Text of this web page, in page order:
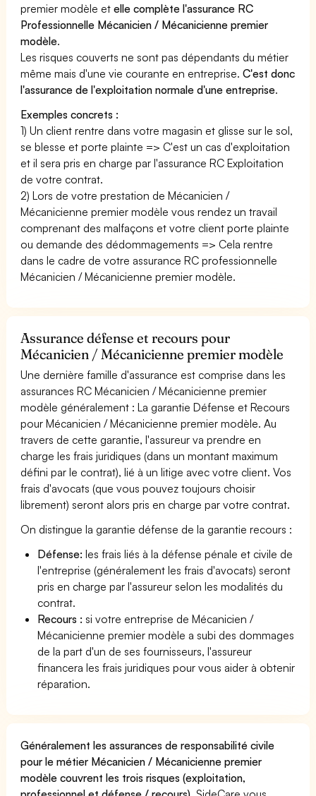
premier modèle etelle complète l'assurance RC
Professionnelle Mécanicien / Mécanicienne premier
modèle.
Les risques couverts ne sont pas dépendants du métier
même mais d'une vie courante en entreprise.C'est donc
l'assurance de l'exploitation normale d'une entreprise.
Exemples concrets :
1) Un client rentre dans votre magasin et glisse sur le sol,
se blesse et porte plainte => C'est un cas d'exploitation
et il sera pris en charge par l'assurance RC Exploitation
de votre contrat.
2) Lors de votre prestation de Mécanicien /
Mécanicienne premier modèle vous rendez un travail
comprenant des malfaçons et votre client porte plainte
ou demande des dédommagements => Cela rentre
dans le cadre de votre assurance RC professionnelle
Mécanicien / Mécanicienne premier modèle.
Assurance défense et recours pour
Mécanicien / Mécanicienne premier modèle
Une dernière famille d'assurance est comprise dans les
assurances RC Mécanicien / Mécanicienne premier
modèle généralement : La garantie Défense et Recours
pour Mécanicien / Mécanicienne premier modèle. Au
travers de cette garantie, l'assureur va prendre en
charge les frais juridiques (dans un montant maximum
défini par le contrat), lié à un litige avec votre client. Vos
frais d'avocats (que vous pouvez toujours choisir
librement) seront alors pris en charge par votre contrat.
On distingue la garantie défense de la garantie recours :
Défense: les frais liés à la défense pénale et civile de
l'entreprise (généralement les frais d'avocats) seront
pris en charge par l'assureur selon les modalités du
contrat.
Recours : si votre entreprise de Mécanicien /
Mécanicienne premier modèle a subi des dommages
de la part d'un de ses fournisseurs, l'assureur
financera les frais juridiques pour vous aider à obtenir
réparation.
Généralement les assurances de responsabilité civile
pour le métier Mécanicien / Mécanicienne premier
modèle couvrent les trois risques (exploitation,